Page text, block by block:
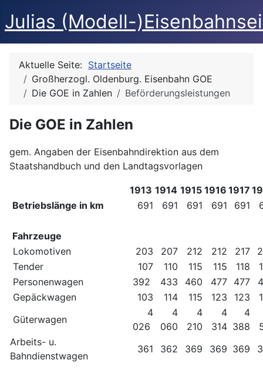
Julias (Modell-
Aktuelle Seite: Startseite
Großherzogl. Oldenburg. Eisenbahn GOE
Die GOE in Zahlen
Beförderungsleistungen
Die GOE in Zahlen
gem. Angaben der Eisenbahndirektion aus dem
Staatshandbuch und den Landtagsvorlagen
1913 1914 1915 1916 1917
Betriebslänge in km
691 691 691 691 691
Fahrzeuge
Lokomotiven
203 207 212 212 217
Tender
107 110 115 115 118
Personenwagen
392 433 460 477 477
Gepäckwagen
103 114 115 123 123
Güterwagen
4
026
4
060
4
210
4
314
4
388
Arbeits- u.
Bahndienstwagen
361 362 369 369 369